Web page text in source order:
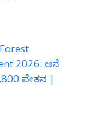
2026: ಆನೆ
ವೇತನ |